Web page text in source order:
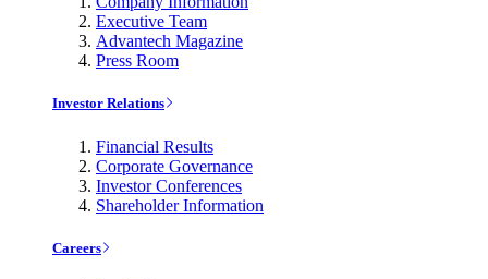
Executive Team
Advantech Magazine
Press Room
Investor Relations
Financial Results
Corporate Governance
Investor Conferences
Shareholder Information
Careers